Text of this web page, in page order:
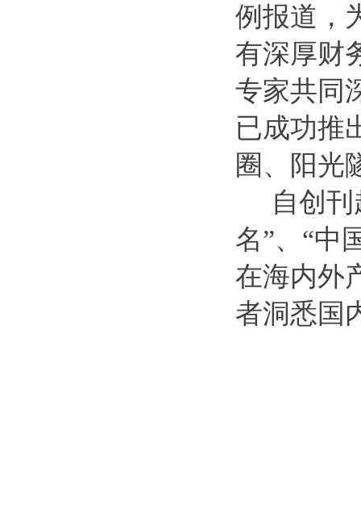
例报道，
有深厚财
专家共同
已成功推
圈、阳光
自创刊
名”、“中
在海内外
者洞悉国